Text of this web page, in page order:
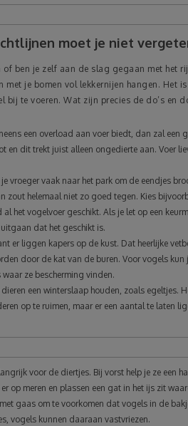
moet je niet
ben je zelf aan de slag gegaan met het
met je bomen vol lekkernijen hangen. Het
bij te voeren. Wat zijn precies de do’s en
een overload aan voer biedt, dan zal een
en dit trekt juist alleen ongedierte aan. Voer
vroeger vaak naar het park om de eendjes
zout helemaal niet zo goed tegen. Kies
het vogelvoer geschikt. Als je let op een
dat het geschikt is.
er liggen kapers op de kust. Dat heerlijke
door de kat van de buren. Voor vogels kun
ze bescherming vinden.
een winterslaap houden, zoals egeltjes.
op te ruimen, maar er een aantal te laten
voor de diertjes. Bij vorst help je ze een
op meren en plassen een gat in het ijs zit
gaas om te voorkomen dat vogels in de
vogels kunnen daaraan vastvriezen.